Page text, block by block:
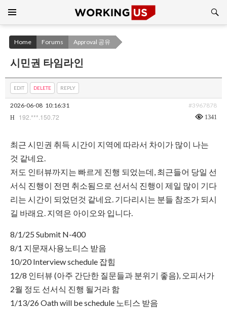
CONTENT
Home Forums Approval 공유
시민권 타임라인
EDIT DELETE REPLY
2026-06-08 10:16:31 #3967878
H 192.***.150.72 1341
최근 시민권 취득 시간이 지역에 따라서 차이가 많이 나는
것 같네요.
저도 인터뷰까지는 빠르게 진행 되었는데, 최근들어 당일 선
서식 진행이 전면 취소됨으로 선서식 진행이 제일 많이 기다
리는 시간이 되었던것 같네요. 기다리시는 분들 참조가 되시
길 바래요. 지역은 아이오와 입니다.
8/1/25 Submit N-400
8/1 지문재사용노티스 받음
10/20 Interview schedule 잡힘
12/8 인터뷰 (아주 간단한 질문들과 분위기 좋음), 오피서가
2월 정도 선서식 진행 될거라 함
1/13/26 Oath will be schedule 노티스 받음